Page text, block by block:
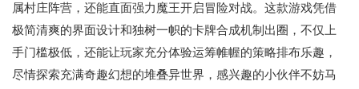
属村庄阵营，还能直面强力魔王开启冒险对战。这款游戏凭借
极简清爽的界面设计和独树一帜的卡牌合成机制出圈，不仅上
手门槛极低，还能让玩家充分体验运筹帷幄的策略排布乐趣，
尽情探索充满奇趣幻想的堆叠异世界，感兴趣的小伙伴不妨马